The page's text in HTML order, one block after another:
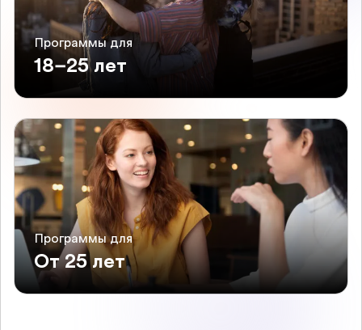
Программы для
18–25 лет
Программы для
От 25 лет